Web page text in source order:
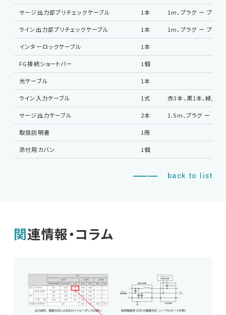
サージ出力部プリチェックケーブル 1本 1m、プラグ ー プラグ
ライン出力部プリチェックケーブル 1本 1m、プラグ ー プラグ
インターロックケーブル 1本
FG接続ショートバー 1個
光ケーブル 1本
ライン入力ケーブル 1式 赤3本、黒1本、緑/黄1
サージ出力ケーブル 2本 1.5m、プラグ ー ワニ
取扱説明書 1冊
添付用カバン 1個
back to list
関連情報・コラム